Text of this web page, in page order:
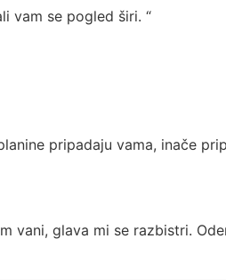
vam se pogled širi. “
pripadaju vama, inače
vani, glava mi se razbistri.